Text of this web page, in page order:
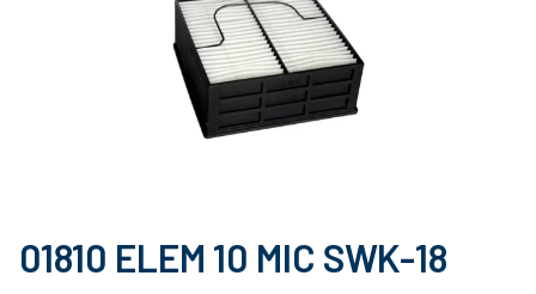
01810 ELEM 10 MIC SWK-18